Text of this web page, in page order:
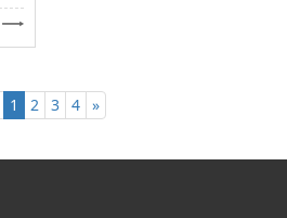
1 2 3 4 »